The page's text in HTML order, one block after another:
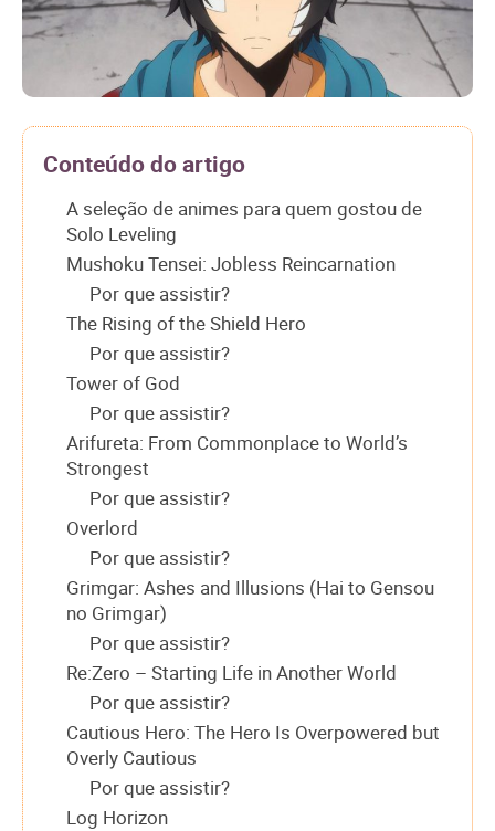
Conteúdo do artigo
A seleção de animes para quem gostou de
Solo Leveling
Mushoku Tensei: Jobless Reincarnation
Por que assistir?
The Rising of the Shield Hero
Por que assistir?
Tower of God
Por que assistir?
Arifureta: From Commonplace to World’s
Strongest
Por que assistir?
Overlord
Por que assistir?
Grimgar: Ashes and Illusions (Hai to Gensou
no Grimgar)
Por que assistir?
Re:Zero – Starting Life in Another World
Por que assistir?
Cautious Hero: The Hero Is Overpowered but
Overly Cautious
Por que assistir?
Log Horizon